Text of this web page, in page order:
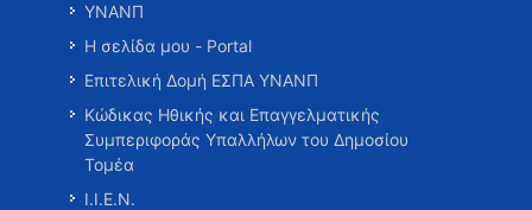
ΥΝΑΝΠ
Η σελίδα μου - Portal
Επιτελική Δομή ΕΣΠΑ ΥΝΑΝΠ
Κώδικας Ηθικής και Επαγγελματικής
Συμπεριφοράς Υπαλλήλων του Δημοσίου
Τομέα
Ι.Ι.Ε.Ν.